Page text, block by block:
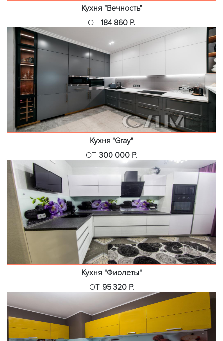
Кухня "Вечность"
ОТ 184 860 Р.
Кухня "Gray"
ОТ 300 000 Р.
Кухня "Фиолеты"
ОТ 95 320 Р.